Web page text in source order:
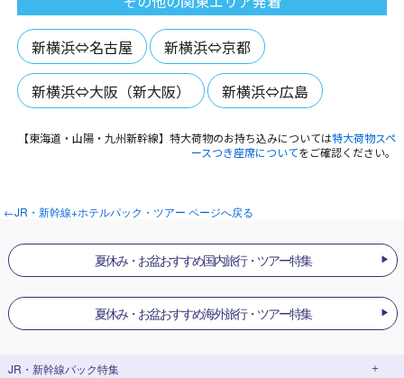
新横浜⇔名古屋 新横浜⇔京都
新横浜⇔大阪（新大阪） 新横浜⇔広島
【東海道・山陽・九州新幹線】特大荷物のお持ち込みについては特大荷物スペ
ースつき座席についてをご確認ください。
←JR・新幹線+ホテルパック・ツアー ページへ戻る
夏休み・お盆おすすめ国内旅行・ツアー特集
夏休み・お盆おすすめ海外旅行・ツアー特集
JR・新幹線パック特集